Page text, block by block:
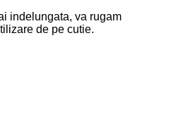
indelungata, va rugam
de pe cutie.